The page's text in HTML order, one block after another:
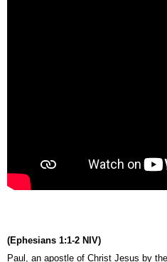
(Ephesians 1:1-2 NIV)
Paul, an apostle of Christ Jesus by